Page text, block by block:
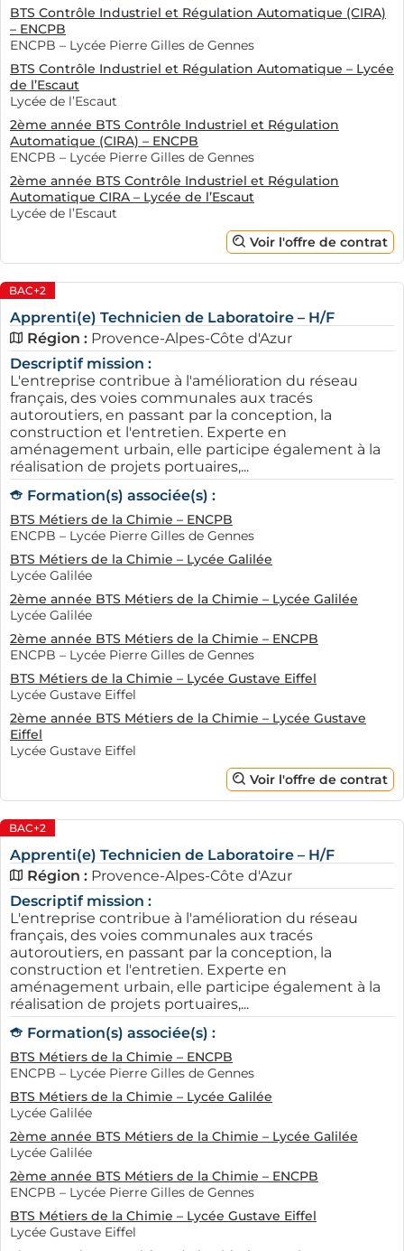
BTS Contrôle Industriel et Régulation Automatique (CIRA)
– ENCPB
ENCPB – Lycée Pierre Gilles de Gennes
BTS Contrôle Industriel et Régulation Automatique – Lycée
de l’Escaut
Lycée de l’Escaut
2ème année BTS Contrôle Industriel et Régulation
Automatique (CIRA) – ENCPB
ENCPB – Lycée Pierre Gilles de Gennes
2ème année BTS Contrôle Industriel et Régulation
Automatique CIRA – Lycée de l’Escaut
Lycée de l’Escaut
Voir l'offre de contrat
BAC+2
Apprenti(e) Technicien de Laboratoire – H/F
Région : Provence-Alpes-Côte d'Azur
Descriptif mission :
L'entreprise contribue à l'amélioration du réseau
français, des voies communales aux tracés
autoroutiers, en passant par la conception, la
construction et l'entretien. Experte en
aménagement urbain, elle participe également à la
réalisation de projets portuaires,...
Formation(s) associée(s) :
BTS Métiers de la Chimie – ENCPB
ENCPB – Lycée Pierre Gilles de Gennes
BTS Métiers de la Chimie – Lycée Galilée
Lycée Galilée
2ème année BTS Métiers de la Chimie – Lycée Galilée
Lycée Galilée
2ème année BTS Métiers de la Chimie – ENCPB
ENCPB – Lycée Pierre Gilles de Gennes
BTS Métiers de la Chimie – Lycée Gustave Eiffel
Lycée Gustave Eiffel
2ème année BTS Métiers de la Chimie – Lycée Gustave
Eiffel
Lycée Gustave Eiffel
Voir l'offre de contrat
BAC+2
Apprenti(e) Technicien de Laboratoire – H/F
Région : Provence-Alpes-Côte d'Azur
Descriptif mission :
L'entreprise contribue à l'amélioration du réseau
français, des voies communales aux tracés
autoroutiers, en passant par la conception, la
construction et l'entretien. Experte en
aménagement urbain, elle participe également à la
réalisation de projets portuaires,...
Formation(s) associée(s) :
BTS Métiers de la Chimie – ENCPB
ENCPB – Lycée Pierre Gilles de Gennes
BTS Métiers de la Chimie – Lycée Galilée
Lycée Galilée
2ème année BTS Métiers de la Chimie – Lycée Galilée
Lycée Galilée
2ème année BTS Métiers de la Chimie – ENCPB
ENCPB – Lycée Pierre Gilles de Gennes
BTS Métiers de la Chimie – Lycée Gustave Eiffel
Lycée Gustave Eiffel